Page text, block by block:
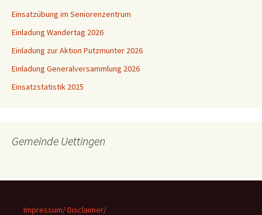
Einsatzübung im Seniorenzentrum
Einladung Wandertag 2026
Einladung zur Aktion Putzmunter 2026
Einladung Generalversammlung 2026
Einsatzstatistik 2025
Gemeinde Uettingen
Impressum/ Disclaimer/